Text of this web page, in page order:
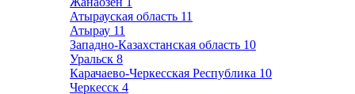
Атырауская область 11
Атырау 11
Западно-Казахстанская область 10
Уральск 8
Карачаево-Черкесская Республика 10
Черкесск 4